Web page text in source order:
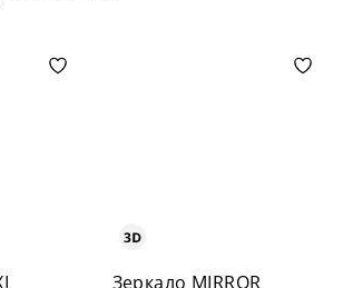
Зеркало MIRROR